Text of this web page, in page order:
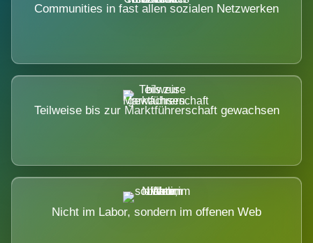
Communities in fast allen sozialen Netzwerken
Teilweise bis zur Marktführerschaft gewachsen
Nicht im Labor, sondern im offenen Web